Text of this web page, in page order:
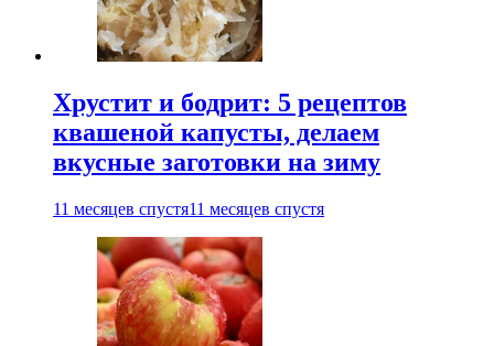
Хрустит и бодрит: 5 рецептов
квашеной капусты, делаем
вкусные заготовки на зиму
11 месяцев спустя11 месяцев спустя